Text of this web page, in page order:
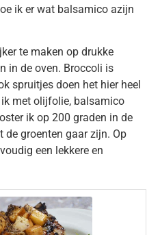
ik er wat balsamico azijn
te maken op drukke
in de oven. Broccoli is
spruitjes doen het hier heel
met olijfolie, balsamico
ik op 200 graden in de
groenten gaar zijn. Op
een lekkere en